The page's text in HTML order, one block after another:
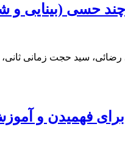
حسی (بینایی و
سید حجت زمانی ثانی،
فهمیدن و